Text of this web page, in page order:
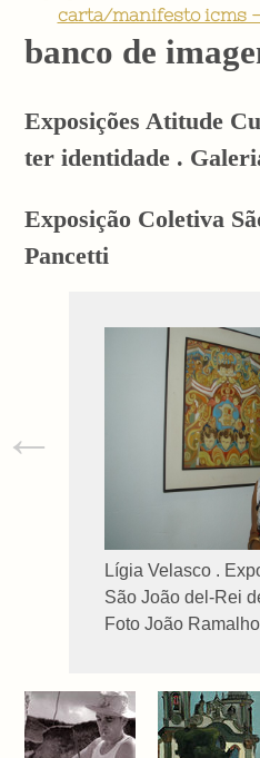
carta/manifesto icms
banco de
Exposições Atitude
ter identidade .
Exposição Coletiva
Pancetti
Lígia Velasco .
São João del-Rei
Foto João Ramalho
←